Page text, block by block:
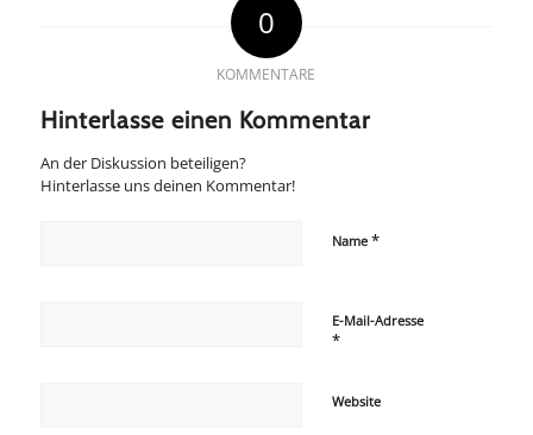
0
KOMMENTARE
Hinterlasse einen Kommentar
An der Diskussion beteiligen?
Hinterlasse uns deinen Kommentar!
Name *
E-Mail-Adresse
*
Website